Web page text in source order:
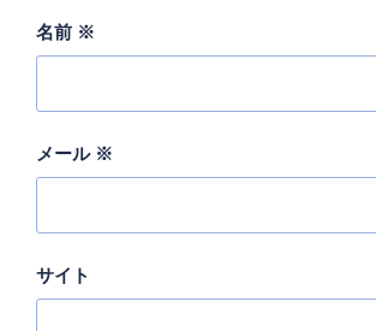
名前 ※
メール ※
サイト